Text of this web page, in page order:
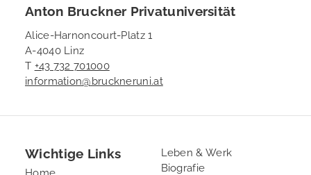
Anton Bruckner Privatuniversität
Alice-Harnoncourt-Platz 1
A-4040 Linz
T +43 732 701000
information@bruckneruni.at
Wichtige Links
Home
Footer
2
Leben & Werk
Biografie